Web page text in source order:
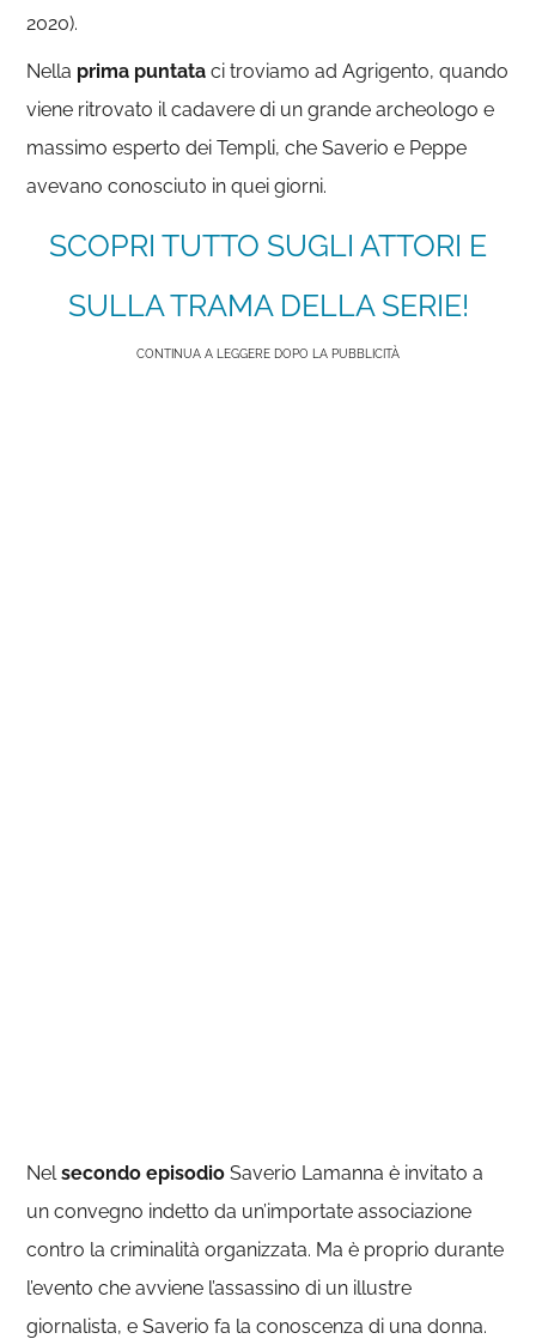
2020).
Nella prima puntata ci troviamo ad Agrigento, quando
viene ritrovato il cadavere di un grande archeologo e
massimo esperto dei Templi, che Saverio e Peppe
avevano conosciuto in quei giorni.
SCOPRI TUTTO SUGLI ATTORI E
SULLA TRAMA DELLA SERIE!
CONTINUA A LEGGERE DOPO LA PUBBLICITÀ
Nelsecondo episodio Saverio Lamanna è invitato a
un convegno indetto da un’importate associazione
contro la criminalità organizzata. Ma è proprio durante
l’evento che avviene l’assassino di un illustre
giornalista, e Saverio fa la conoscenza di una donna.